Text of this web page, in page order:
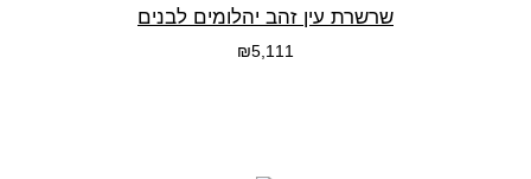
שרשרת עין זהב יהלומים לבנים
₪5,111